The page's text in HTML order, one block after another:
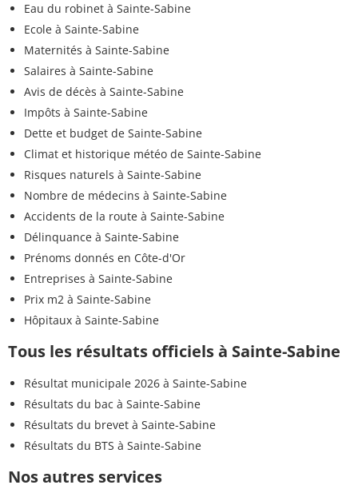
Eau du robinet à Sainte-Sabine
Ecole à Sainte-Sabine
Maternités à Sainte-Sabine
Salaires à Sainte-Sabine
Avis de décès à Sainte-Sabine
Impôts à Sainte-Sabine
Dette et budget de Sainte-Sabine
Climat et historique météo de Sainte-Sabine
Risques naturels à Sainte-Sabine
Nombre de médecins à Sainte-Sabine
Accidents de la route à Sainte-Sabine
Délinquance à Sainte-Sabine
Prénoms donnés en Côte-d'Or
Entreprises à Sainte-Sabine
Prix m2 à Sainte-Sabine
Hôpitaux à Sainte-Sabine
Tous les résultats officiels à Sainte-Sabine
Résultat municipale 2026 à Sainte-Sabine
Résultats du bac à Sainte-Sabine
Résultats du brevet à Sainte-Sabine
Résultats du BTS à Sainte-Sabine
Nos autres services